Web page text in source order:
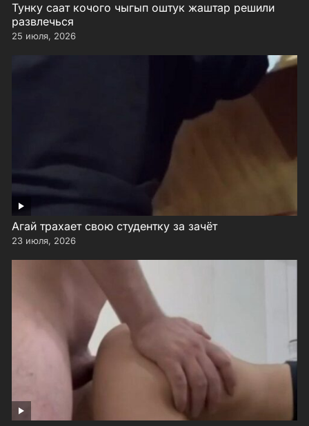
Тунку саат кочого чыгып оштук жаштар решили
развлечься
25 июля, 2026
Агай трахает свою студентку за зачёт
23 июля, 2026